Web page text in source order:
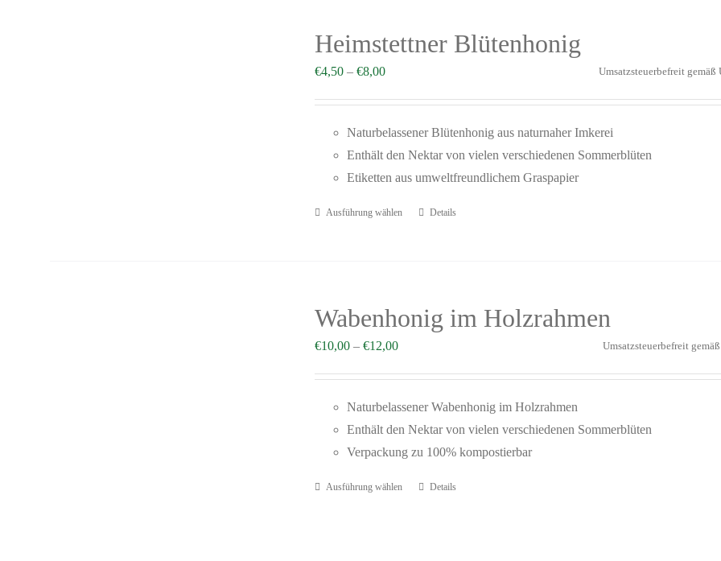
Heimstettner Blütenhonig
€4,50 –€8,00 Umsatzsteuerbefreit gemäß
Naturbelassener Blütenhonig aus naturnaher Imkerei
Enthält den Nektar von vielen verschiedenen Sommerblüten
Etiketten aus umweltfreundlichem Graspapier
Ausführung wählen Details
Wabenhonig im Holzrahmen
€10,00 –€12,00 Umsatzsteuerbefreit
Naturbelassener Wabenhonig im Holzrahmen
Enthält den Nektar von vielen verschiedenen Sommerblüten
Verpackung zu 100% kompostierbar
Ausführung wählen Details